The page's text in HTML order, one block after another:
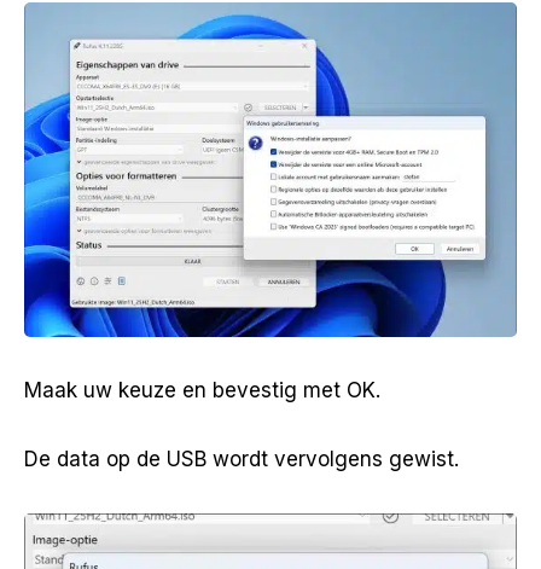
Maak uw keuze en bevestig met OK.
De data op de USB wordt vervolgens gewist.